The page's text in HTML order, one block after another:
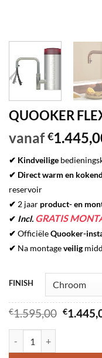
QUOOKER
vanaf €
✔ Kindveilige
✔ Direct warm en
reservoir
✔ 2 jaar product- en
✔ Incl. GRATIS
✔ OfficiëleQuooker-
✔ Na montageveilig
FINISH
€1.595,00 €